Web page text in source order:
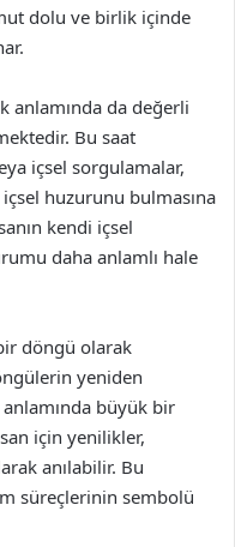
dolu ve birlik içinde
anlamında da değerli
Bu saat
içsel sorgulamalar,
huzurunu bulmasına
kendi içsel
daha anlamlı hale
döngü olarak
yeniden
büyük bir
için yenilikler,
anılabilir. Bu
süreçlerinin sembolü